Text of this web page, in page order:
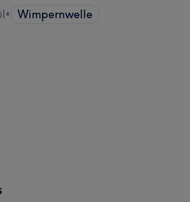
• Wimpernwelle